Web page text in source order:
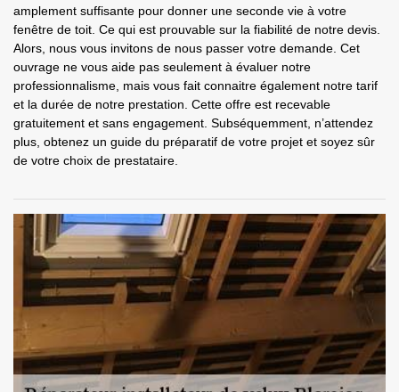
amplement suffisante pour donner une seconde vie à votre
fenêtre de toit. Ce qui est prouvable sur la fiabilité de notre devis.
Alors, nous vous invitons de nous passer votre demande. Cet
ouvrage ne vous aide pas seulement à évaluer notre
professionnalisme, mais vous fait connaitre également notre tarif
et la durée de notre prestation. Cette offre est recevable
gratuitement et sans engagement. Subséquemment, n’attendez
plus, obtenez un guide du préparatif de votre projet et soyez sûr
de votre choix de prestataire.